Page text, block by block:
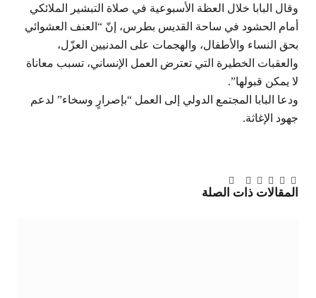
وقال البابا خلال العظة الأسبوعية في صلاة التبشير الملائكي
أمام الحشود في ساحة القديس بطرس، إنّ “العنف العشوائي
بحق النساء والأطفال، والهجمات على المدنيين العزّل،
والعقبات الخطيرة التي تعترض العمل الإنساني، تسبب معاناة
لا يمكن قبولها”.
ودعا البابا المجتمع الدولي إلى العمل “بإصرارٍ وسخاء” لدعم
جهود الإغاثة.
فيسبوك
تويتربينتيريست
لينكدإن
Tumblr
تيلقرام
البريد
الإلكتروني
المقالات ذات الصلة